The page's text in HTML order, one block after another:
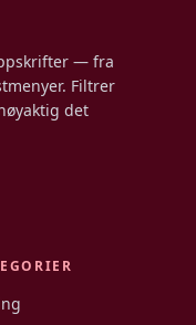
— fra
Filtrer
det